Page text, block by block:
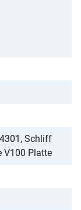
Schliff
V100 Platte